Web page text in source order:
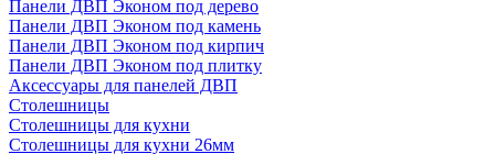
Панели ДВП Эконом под дерево
Панели ДВП Эконом под камень
Панели ДВП Эконом под кирпич
Панели ДВП Эконом под плитку
Аксессуары для панелей ДВП
Столешницы
Столешницы для кухни
Столешницы для кухни 26мм